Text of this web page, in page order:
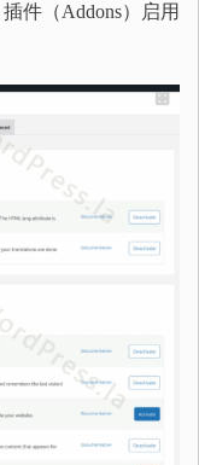
件（Addons）启用